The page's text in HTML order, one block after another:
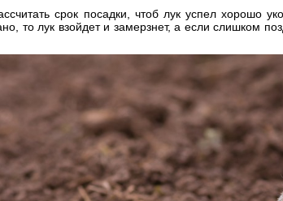
срок посадки, чтоб лук успел хорошо
то лук взойдет и замерзнет, а если слишком